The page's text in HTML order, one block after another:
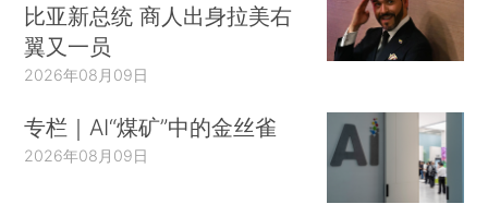
比亚新总统 商人出身拉美右
翼又一员
2026年08月09日
专栏｜AI“煤矿”中的金丝雀
2026年08月09日